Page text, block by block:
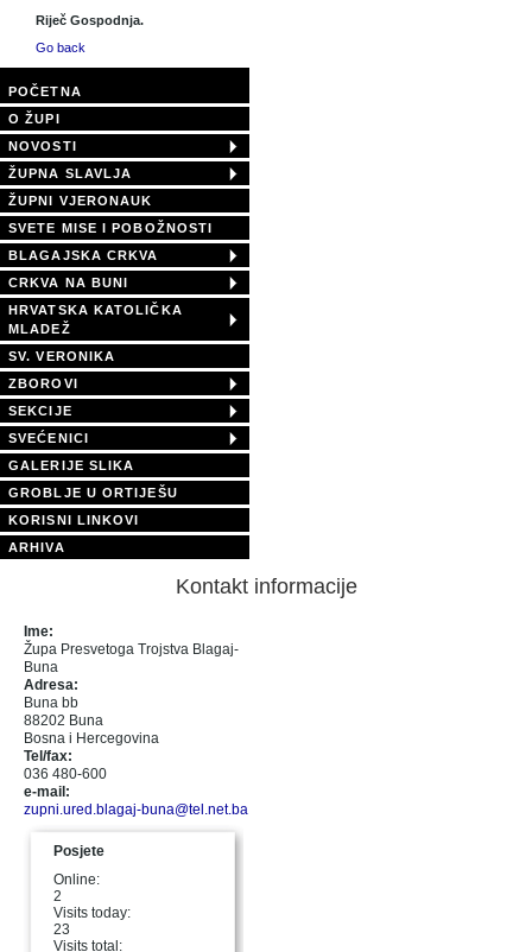
Riječ Gospodnja.
Go back
POČETNA
O ŽUPI
NOVOSTI
ŽUPNA SLAVLJA
ŽUPNI VJERONAUK
SVETE MISE I POBOŽNOSTI
BLAGAJSKA CRKVA
CRKVA NA BUNI
HRVATSKA KATOLIČKA
MLADEŽ
SV. VERONIKA
ZBOROVI
SEKCIJE
SVEĆENICI
GALERIJE SLIKA
GROBLJE U ORTIJEŠU
KORISNI LINKOVI
ARHIVA
Kontakt informacije
Ime:
Župa Presvetoga Trojstva Blagaj-
Buna
Adresa:
Buna bb
88202 Buna
Bosna i Hercegovina
Tel/fax:
036 480-600
e-mail:
zupni.ured.blagaj-buna@tel.net.ba
Posjete
Online:
2
Visits today:
23
Visits total: